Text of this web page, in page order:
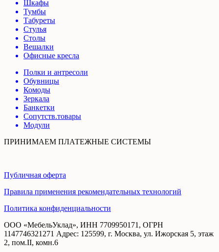
Шкафы
Тумбы
Табуреты
Стулья
Столы
Вешалки
Офисные кресла
Полки и антресоли
Обувницы
Комоды
Зеркала
Банкетки
Сопутств.товары
Модули
ПРИНИМАЕМ ПЛАТЕЖНЫЕ СИСТЕМЫ
Публичная оферта
Правила применения рекомендательных технологий
Политика конфиденциальности
ООО «МебельУклад», ИНН 7709950171, ОГРН
1147746321271 Адрес: 125599, г. Москва, ул. Ижорская 5, этаж
2, пом.II, комн.6